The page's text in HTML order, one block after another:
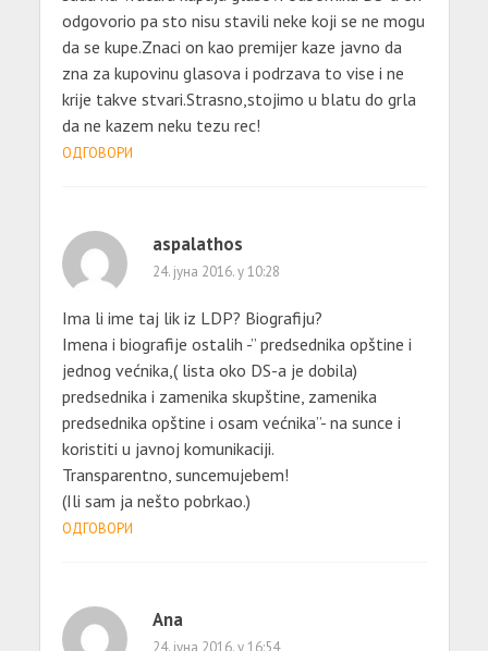
odgovorio pa sto nisu stavili neke koji se ne mogu
da se kupe.Znaci on kao premijer kaze javno da
zna za kupovinu glasova i podrzava to vise i ne
krije takve stvari.Strasno,stojimo u blatu do grla
da ne kazem neku tezu rec!
ОДГОВОРИ
aspalathos
24. јуна 2016. у 10:28
Ima li ime taj lik iz LDP? Biografiju?
Imena i biografije ostalih -” predsednika opštine i
jednog većnika,( lista oko DS-a je dobila)
predsednika i zamenika skupštine, zamenika
predsednika opštine i osam većnika”- na sunce i
koristiti u javnoj komunikaciji.
Transparentno, suncemujebem!
(Ili sam ja nešto pobrkao.)
ОДГОВОРИ
Ana
24. јуна 2016. у 16:54